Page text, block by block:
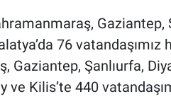
Gaziantep,
76 vatandaşımız
Gaziantep, Şanlıurfa,
ve Kilis’te 440